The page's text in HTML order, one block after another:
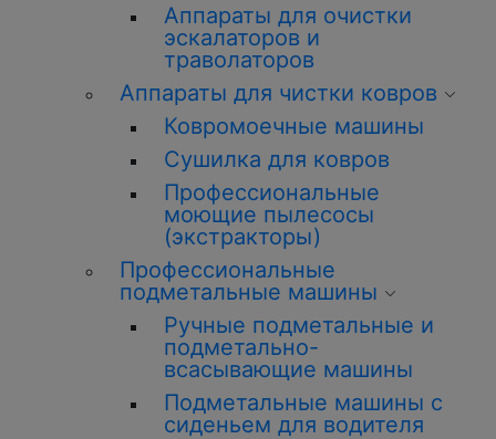
Аппараты для очистки
эскалаторов и
траволаторов
Аппараты для чистки ковров
Ковромоечные машины
Сушилка для ковров
Профессиональные
моющие пылесосы
(экстракторы)
Профессиональные
подметальные машины
Ручные подметальные и
подметально-
всасывающие машины
Подметальные машины с
сиденьем для водителя